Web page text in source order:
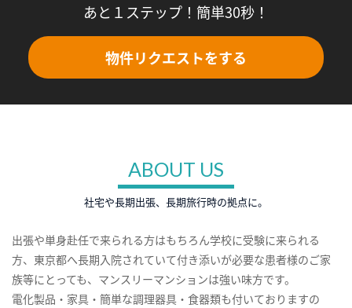
あと１ステップ！簡単30秒！
物件リクエストをする
ABOUT US
社宅や長期出張、長期旅行時の拠点に。
出張や単身赴任で来られる方はもちろん学校に受験に来られる
方、東京都へ長期入院されていて付き添いが必要な患者様のご家
族等にとっても、マンスリーマンションは強い味方です。
電化製品・家具・簡単な調理器具・食器類も付いておりますの